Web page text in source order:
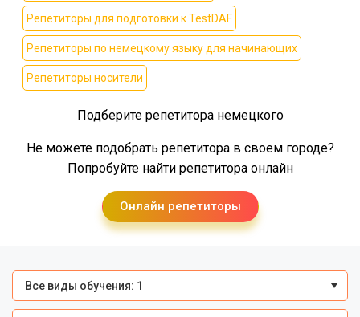
Репетиторы для подготовки к TestDAF
Репетиторы по немецкому языку для начинающих
Репетиторы носители
Подберите репетитора немецкого
Не можете подобрать репетитора в своем городе?
Попробуйте найти репетитора онлайн
Онлайн репетиторы
Все виды обучения: 1